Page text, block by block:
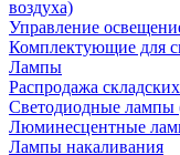
воздуха)
Управление
Комплектующие для
Лампы
Распродажа
Светодиодные лампы
Люминесцентные
Лампы накаливания